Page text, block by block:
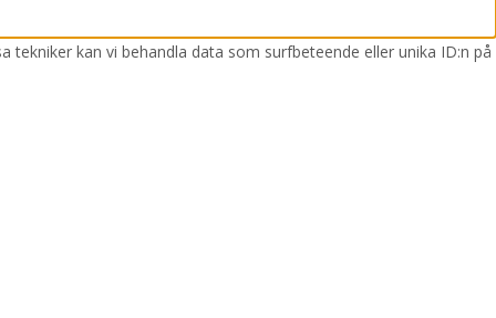
kan vi behandla data som surfbeteende eller unika ID:n på